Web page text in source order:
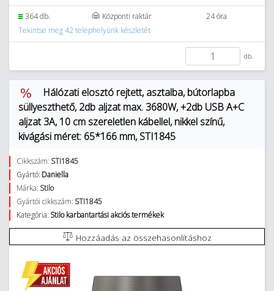
364 db. Központi raktár
24 óra
Tekintse meg 42 telephelyünk készletét
db.
Hálózati elosztó rejtett, asztalba, bútorlapba
süllyeszthető, 2db aljzat max. 3680W, +2db USB A+C
aljzat 3A, 10 cm szereletlen kábellel, nikkel színű,
kivágási méret: 65*166 mm, STI1845
Cikkszám: STI1845
Gyártó: Daniella
Márka: Stilo
Gyártói cikkszám: STI1845
Kategória: Stilo karbantartási akciós termékek
Hozzáadás az összehasonlításhoz